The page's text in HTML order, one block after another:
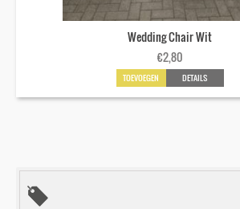
Wedding Chair Wit
€2,80
TOEVOEGEN DETAILS